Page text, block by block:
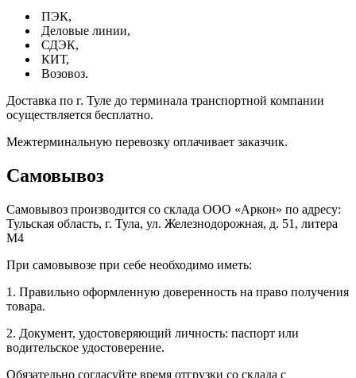
ПЭК,
Деловые линии,
СДЭК,
КИТ,
Возовоз.
Доставка по г. Туле до терминала транспортной компании
осуществляется бесплатно.
Межтерминальную перевозку оплачивает заказчик.
Самовывоз
Самовывоз производится со склада ООО «Аркон» по адресу:
Тульская область, г. Тула, ул. Железнодорожная, д. 51, литера
М4
При самовывозе при себе необходимо иметь:
1. Правильно оформленную доверенность на право получения
товара.
2. Документ, удостоверяющий личность: паспорт или
водительское удостоверение.
Обязательно согласуйте время отгрузки со склада с